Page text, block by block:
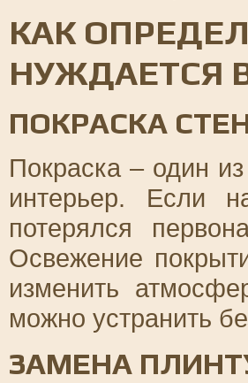
КАК
НУЖДАЕТСЯ
ПОКРАСКА
Покраска – один
интерьер. Если
потерялся
Освежение
изменить
можно устранить
ЗАМЕНА